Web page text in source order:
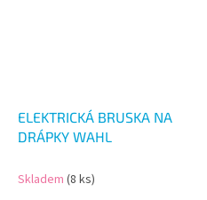
ELEKTRICKÁ BRUSKA NA
DRÁPKY WAHL
Skladem (8 ks)